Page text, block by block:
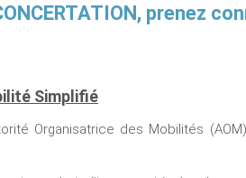
prenez
Simplifié
Organisatrice des Mobilités